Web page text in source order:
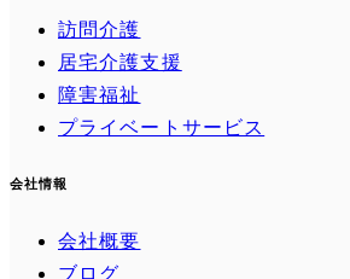
訪問介護
居宅介護支援
障害福祉
プライベートサービス
会社情報
会社概要
ブログ